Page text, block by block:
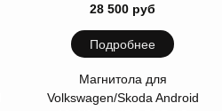
28 500 руб
Подробнее
Магнитола для
Volkswagen/Skoda Android